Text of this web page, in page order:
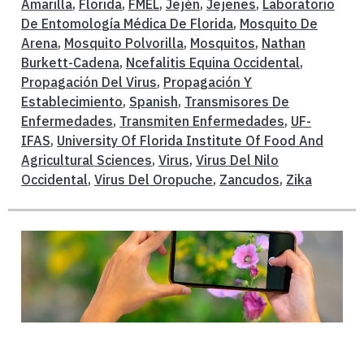
Amarilla, Florida, FMEL, Jején, Jejenes, Laboratorio
De Entomología Médica De Florida, Mosquito De
Arena, Mosquito Polvorilla, Mosquitos, Nathan
Burkett-Cadena, Ncefalitis Equina Occidental,
Propagación Del Virus, Propagación Y
Establecimiento, Spanish, Transmisores De
Enfermedades, Transmiten Enfermedades, UF-
IFAS, University Of Florida Institute Of Food And
Agricultural Sciences, Virus, Virus Del Nilo
Occidental, Virus Del Oropuche, Zancudos, Zika